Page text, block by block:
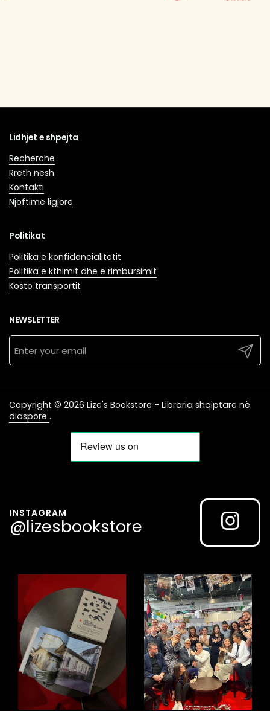
Lidhjet e shpejta
Recherche
Rreth nesh
Kontakti
Njoftime ligjore
Politikat
Politika e konfidencialitetit
Politika e kthimit dhe e rimbursimit
Kosto transportit
NEWSLETTER
Submit
Copyright © 2026 Lize's Bookstore - Libraria shqiptare në
diasporë .
INSTAGRAM
@lizesbookstore